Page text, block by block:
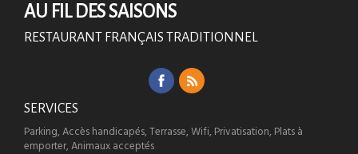
AU FIL DES SAISONS
RESTAURANT FRANÇAIS TRADITIONNEL
SERVICES
Parking, Accès handicapés, Terrasse, Wifi, Privatisation, Plats à
emporter, Animaux acceptés